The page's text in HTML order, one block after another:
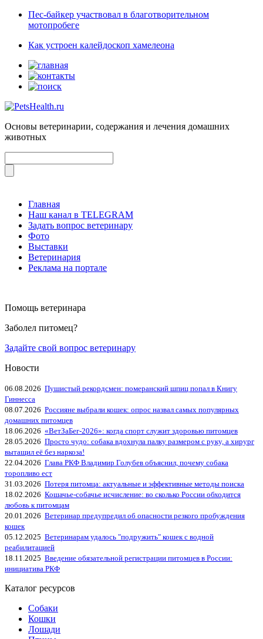
Пес-байкер участвовал в благотворительном
мотопробеге
Как устроен калейдоскоп хамелеона
Основы ветеринарии, содержания и лечения домашних
животных
Главная
Наш канал в TELEGRAM
Задать вопрос ветеринару
Фото
Выставки
Ветеринария
Реклама на портале
Помощь ветеринара
Заболел питомец?
Задайте свой вопрос ветеринару
Новости
06.08.2026 Пушистый рекордсмен: померанский шпиц попал в Книгу
Гиннесса
08.07.2026 Россияне выбрали кошек: опрос назвал самых популярных
домашних питомцев
18.06.2026 «ВетЗаБег‑2026»: когда спорт служит здоровью питомцев
28.05.2026 Просто чудо: собака вдохнула палку размером с руку, а хирург
вытащил её без наркоза!
22.04.2026 Глава РКФ Владимир Голубев объяснил, почему собака
торопливо ест
31.03.2026 Потеря питомца: актуальные и эффективные методы поиска
18.02.2026 Кошачье-собачье исчисление: во сколько России обходится
любовь к питомцам
20.01.2026 Ветеринар предупредил об опасности резкого пробуждения
кошек
05.12.2025 Ветеринарам удалось "подружить" кошек с водной
реабилитацией
18.11.2025 Введение обязательной регистрации питомцев в России:
инициатива РКФ
Каталог ресурсов
Собаки
Кошки
Лошади